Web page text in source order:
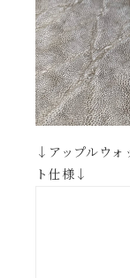
↓アップルウォ
ト仕様↓